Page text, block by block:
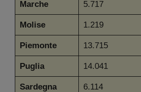
Marche 5.717
Molise 1.219
Piemonte 13.715
Puglia 14.041
Sardegna 6.114